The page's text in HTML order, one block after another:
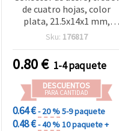
de cuatro hojas, color
plata, 21.5x14x1 mm,
orificio 1 mm, para
Sku: 176817
0.80€ 1-4 paquete
DESCUENTOS
PARA CANTIDAD
0.64 €- 20 %5-9 paquete
0.48 €- 40 %10 paquete +